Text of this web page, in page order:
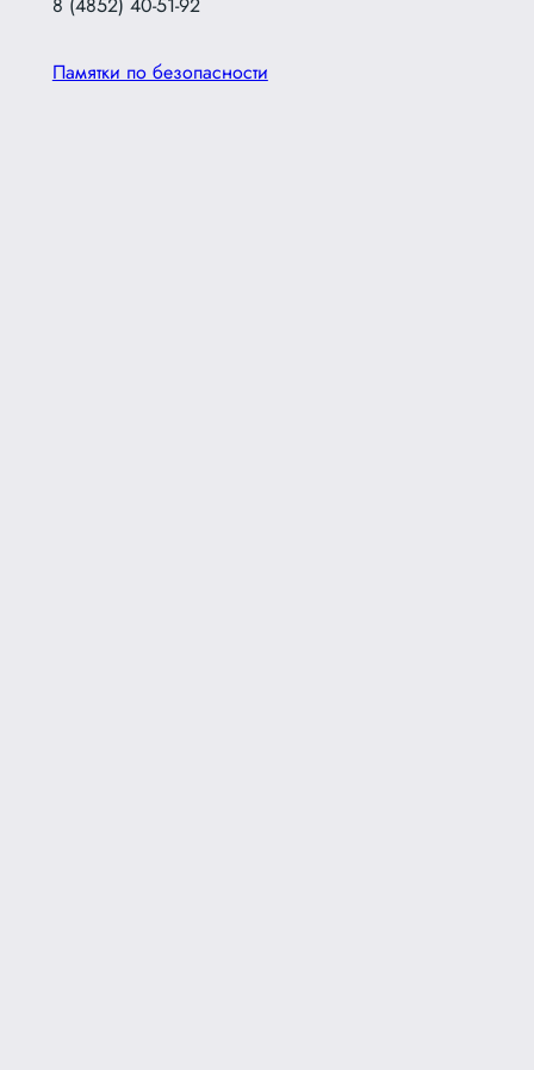
8 (4852) 40-51-92
Памятки по безопасности